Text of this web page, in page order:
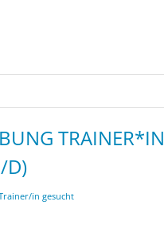
TRAINER*IN
D)
in gesucht